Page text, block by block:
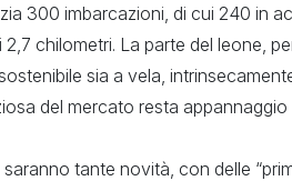
300 imbarcazioni, di cui 240 in
2,7 chilometri. La parte del leone,
sia a vela,
del mercato resta
tante novità, con delle